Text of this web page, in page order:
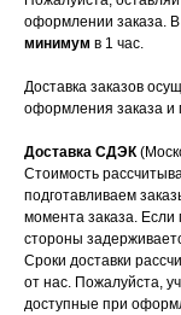
оформлении заказа. В
минимум в 1 час.
Доставка заказов
оформления заказа и
Доставка СДЭК
Стоимость
подготавливаем
момента заказа.
стороны
Сроки доставки
от нас. Пожалуйста,
доступные при